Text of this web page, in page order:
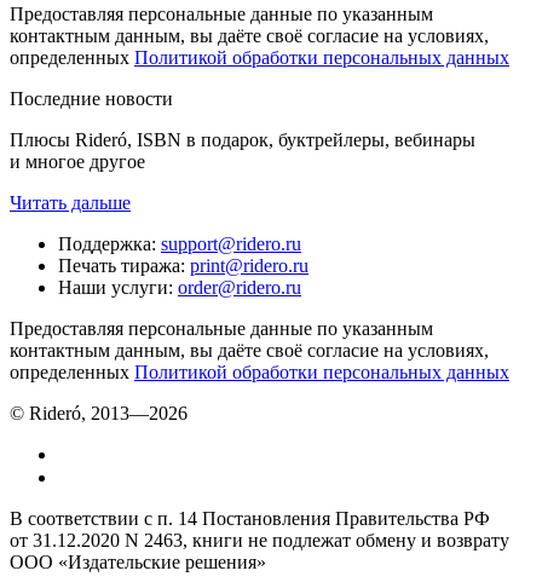
Предоставляя персональные данные по указанным
контактным данным, вы даёте своё согласие на условиях,
определенных Политикой обработки персональных данных
Последние новости
Плюсы Rideró, ISBN в подарок, буктрейлеры, вебинары
и многое другое
Читать дальше
Поддержка: support@ridero.ru
Печать тиража: print@ridero.ru
Наши услуги: order@ridero.ru
Предоставляя персональные данные по указанным
контактным данным, вы даёте своё согласие на условиях,
определенных Политикой обработки персональных данных
© Rideró, 2013—2026
В соответствии с п. 14 Постановления Правительства РФ
от 31.12.2020 N 2463, книги не подлежат обмену и возврату
ООО «Издательские решения»